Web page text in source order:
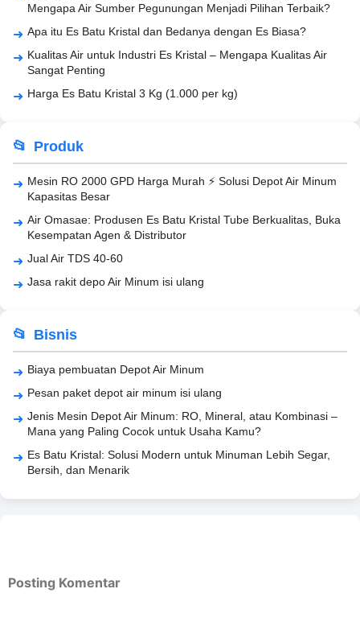
Mengapa Air Sumber Pegunungan Menjadi Pilihan Terbaik?
Apa itu Es Batu Kristal dan Bedanya dengan Es Biasa?
Kualitas Air untuk Industri Es Kristal – Mengapa Kualitas Air
Sangat Penting
Harga Es Batu Kristal 3 Kg (1.000 per kg)
Produk
Mesin RO 2000 GPD Harga Murah ⚡ Solusi Depot Air Minum
Kapasitas Besar
Air Omasae: Produsen Es Batu Kristal Tube Berkualitas, Buka
Kesempatan Agen & Distributor
Jual Air TDS 40-60
Jasa rakit depo Air Minum isi ulang
Bisnis
Biaya pembuatan Depot Air Minum
Pesan paket depot air minum isi ulang
Jenis Mesin Depot Air Minum: RO, Mineral, atau Kombinasi –
Mana yang Paling Cocok untuk Usaha Kamu?
Es Batu Kristal: Solusi Modern untuk Minuman Lebih Segar,
Bersih, dan Menarik
Posting Komentar